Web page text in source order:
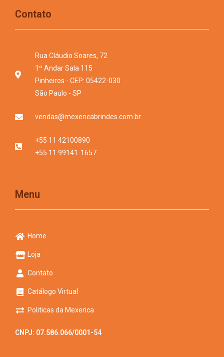
Contato
Rua Cláudio Soares, 72
1º Andar Sala 115
Pinheiros - CEP: 05422-030
São Paulo - SP
vendas@mexericabrindes.com.br
+55 11 42100890
+55 11 99141-1657
Menu
Home
Loja
Contato
Catálogo Virtual
Politicas da Mexerica
CNPJ: 07.586.066/0001-54